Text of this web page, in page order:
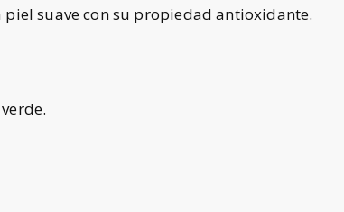
suave con su propiedad antioxidante.